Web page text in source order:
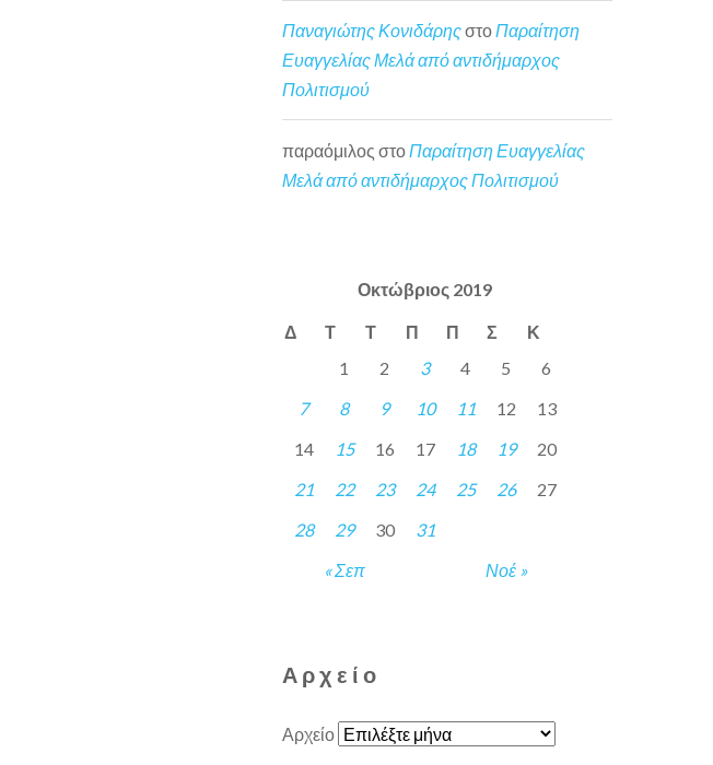
Παναγιώτης ΚονιδάρηςστοΠαραίτηση
Ευαγγελίας Μελά από αντιδήμαρχος
Πολιτισμού
παραόμιλος στο Παραίτηση Ευαγγελίας
Μελά από αντιδήμαρχος Πολιτισμού
Οκτώβριος 2019
Δ Τ Τ Π Π Σ Κ
« Σεπ Νοέ »
1 2 3 4 5
6
7
8 9 10 11 12
13
14
15 16 17 18 19
20
21
22 23 24 25 26
27
28
29 30 31
Αρχείο
Αρχείο